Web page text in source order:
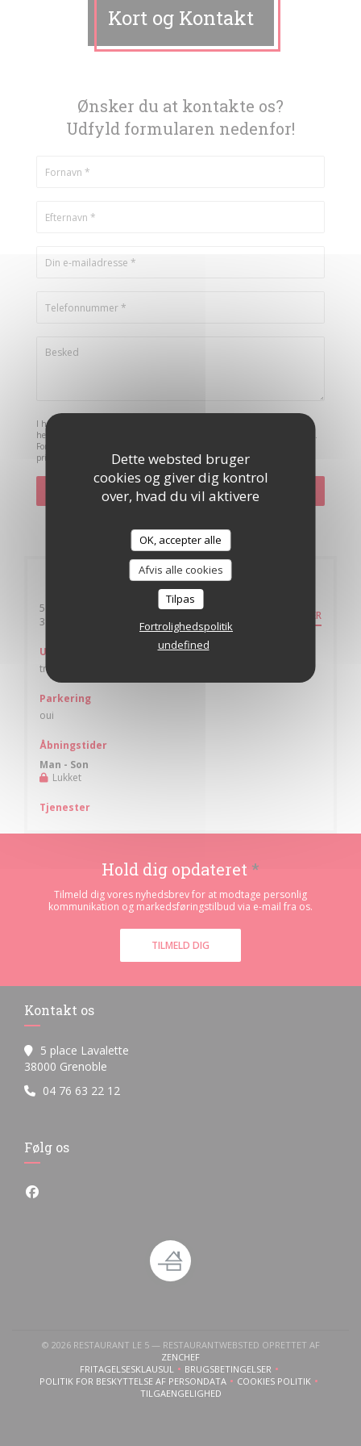
Dette websted bruger
cookies og giver dig kontrol
over, hvad du vil aktivere
OK, accepter alle
Afvis alle cookies
Tilpas
Fortrolighedspolitik
undefined
Kort og Kontakt
Ønsker du at kontakte os?
Udfyld formularen nedenfor!
I henhold til markedsføringsloven kan du frabede dig uopfordrede
henvendelser ved at tilmelde dig Robinsonlisten:
.
For mere information om hvordan vi behandler dine data, se vores
privatlivspolitik
Generel information
5 place Lavalette
38000 Grenoble
((åbner i et nyt vindue)) VEJLEDNINGER
Undergrund
tram B arret notre dame
Parkering
oui
Åbningstider
Man - Son
Lukket
Tjenester
Hold dig opdateret *
Tilmeld dig vores nyhedsbrev for at modtage personlig
kommunikation og markedsføringstilbud via e-mail fra os.
TILMELD DIG
Kontakt os
5 place Lavalette
38000 Grenoble
04 76 63 22 12
Følg os
Facebook ((åbner i et nyt vindue))
© 2026 RESTAURANT LE 5 — RESTAURANTWEBSTED OPRETTET AF
ZENCHEF((ÅBNER I ET NYT VINDUE))
FRITAGELSESKLAUSUL((ÅBNER I ET NYT VINDUE))
BRUGSBETINGELSER((ÅBNER I ET NYT VINDUE))
POLITIK FOR BESKYTTELSE AF PERSONDATA
((ÅBNER I ET NYT VINDUE))COOKIES POLITIK((ÅBNER I ET NYT
TILGAENGELIGHED((ÅBNER I ET NYT VINDUE))